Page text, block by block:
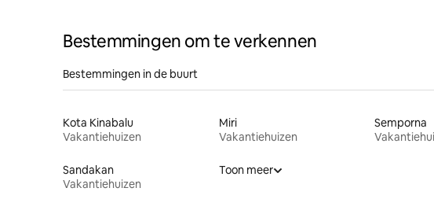
Bestemmingen om te verkennen
Bestemmingen in de buurt
Kota Kinabalu
Vakantiehuizen
Miri
Vakantiehuizen
Semporna
Sandakan
Vakantiehuizen
Toon meer